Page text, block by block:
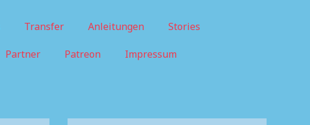
Transfer Anleitungen Stories
Partner Patreon Impressum